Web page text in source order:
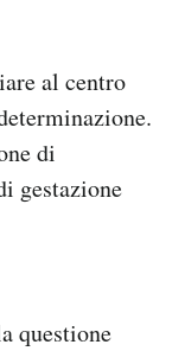
al centro
di
gestazione
questione